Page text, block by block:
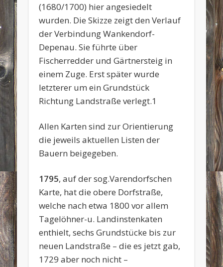
(1680/1700) hier angesiedelt
wurden. Die Skizze zeigt den Verlauf
der Verbindung Wankendorf-
Depenau. Sie führte über
Fischerredder und Gärtnersteig in
einem Zuge. Erst später wurde
letzterer um ein Grundstück
Richtung Landstraße verlegt.1
Allen Karten sind zur Orientierung
die jeweils aktuellen Listen der
Bauern beigegeben.
1795, auf der sog.Varendorfschen
Karte, hat die obere Dorfstraße,
welche nach etwa 1800 vor allem
Tagelöhner-u. Landinstenkaten
enthielt, sechs Grundstücke bis zur
neuen Landstraße – die es jetzt gab,
1729 aber noch nicht –